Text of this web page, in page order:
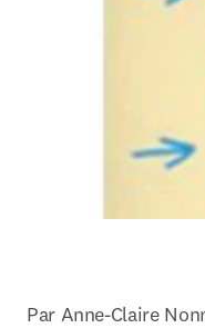
Par Anne-Claire